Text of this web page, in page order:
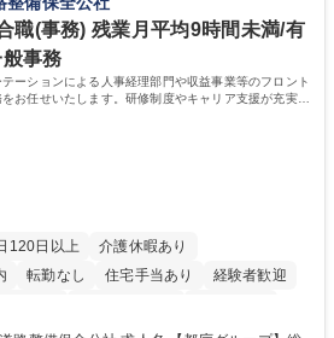
モート可など、ワークライフバランスを保
「これまでの幅広い経験を活かし、長期的な
向きな意欲と挑戦を全力で応援します。 学
専 短大 専修学校 高校 語学力： 資格：日商
日商簿記検定3級
職(事務) 残業月平均9時間未満/有
事務
ーションによる人事経理部門や収益事業等のフロント
お任せいたします。研修制度やキャリア支援が充実し
120日以上
介護休暇あり
転勤なし 住宅手当あり
経験者歓迎
あり 食事補助あり